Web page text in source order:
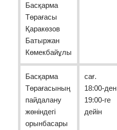
Басқарма
Төрағасы
Қаракөзов
Батыржан
Көмекбайұлы
Басқарма
Төрағасының
пайдалану
жөніндегі
орынбасары
сағ.
18:00-ден
19:00-ге
дейін